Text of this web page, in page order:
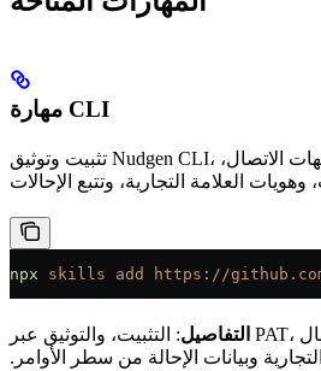
مهارة CLI
تثبيت وتوثيق Nudgen CLI، وإدارة الفرق، وجهات الاتصال،
npx skills add https://
التفاصيل: التثبيت، والتوثيق عبر PAT، وإدارة جهات الاتصال
وبيانات الإحالة من سطر الأوامر.